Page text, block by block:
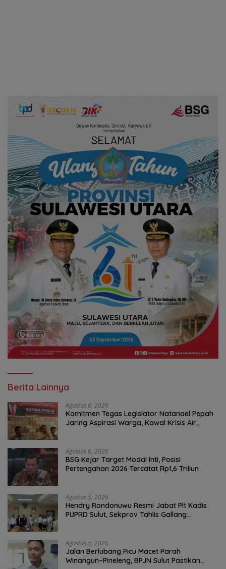
Berita Lainnya
Agustus 6, 2026
Komitmen Tegas Legislator Natanael Pepah
Jaring Aspirasi Warga, Kawal Krisis Air
Agustus 6, 2026
BSG Kejar Target Modal Inti, Posisi
Pertengahan 2026 Tercatat Rp1,6 Triliun
Agustus 5, 2026
Hendry Rondonuwu Resmi Jabat Plt Kadis
PUPRD Sulut, Sekprov Tahlis Gallang
Agustus 5, 2026
Jalan Berlubang Picu Macet Parah
Winangun–Pineleng, BPJN Sulut Pastikan